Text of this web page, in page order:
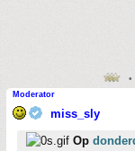
Moderator
miss_sly
Op